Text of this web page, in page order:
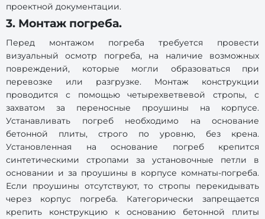
проектной документации.
3. Монтаж погреба.
Перед монтажом погреба требуется провести
визуальный осмотр погреба, на наличие возможных
повреждений, которые могли образоваться при
перевозке или разгрузке. Монтаж конструкции
проводится с помощью четырехветвевой стропы, с
захватом за переносные проушины на корпусе.
Устанавливать погреб необходимо на основание
бетонной плиты, строго по уровню, без крена.
Установленная на основание погреб крепится
синтетическими стропами за установочные петли в
основании и за проушины в корпусе комнаты-погреба.
Если проушины отсутствуют, то стропы перекидывать
через корпус погреба. Категорически запрещается
крепить конструкцию к основанию бетонной плиты